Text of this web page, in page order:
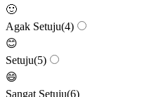
🙂
Agak Setuju(4)
😊
Setuju(5)
😄
Sangat Setuju(6)